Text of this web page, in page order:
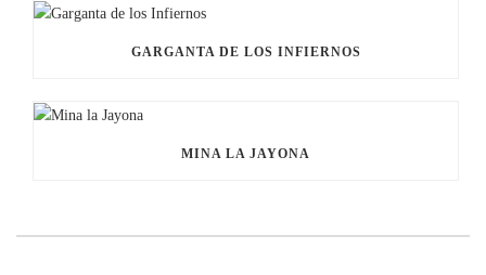
GARGANTA DE LOS INFIERNOS
MINA LA JAYONA